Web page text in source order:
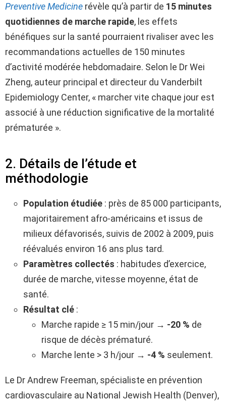
Preventive Medicine révèle qu’à partir de 15 minutes
quotidiennes de marche rapide, les effets
bénéfiques sur la santé pourraient rivaliser avec les
recommandations actuelles de 150 minutes
d’activité modérée hebdomadaire. Selon le Dr Wei
Zheng, auteur principal et directeur du Vanderbilt
Epidemiology Center, « marcher vite chaque jour est
associé à une réduction significative de la mortalité
prématurée ».
2. Détails de l’étude et
méthodologie
Population étudiée : près de 85 000 participants,
majoritairement afro-américains et issus de
milieux défavorisés, suivis de 2002 à 2009, puis
réévalués environ 16 ans plus tard.
Paramètres collectés : habitudes d’exercice,
durée de marche, vitesse moyenne, état de
santé.
Résultat clé :
Marche rapide ≥ 15 min/jour → -20 % de
risque de décès prématuré.
Marche lente > 3 h/jour → -4 % seulement.
Le Dr Andrew Freeman, spécialiste en prévention
cardiovasculaire au National Jewish Health (Denver),